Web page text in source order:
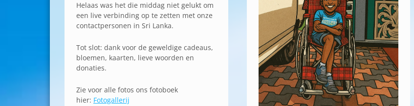
Helaas was het die middag niet gelukt om
een live verbinding op te zetten met onze
contactpersonen in Sri Lanka.
Tot slot: dank voor de geweldige cadeaus,
bloemen, kaarten, lieve woorden en
donaties.
Zie voor alle fotos ons fotoboek
hier: Fotogallerij